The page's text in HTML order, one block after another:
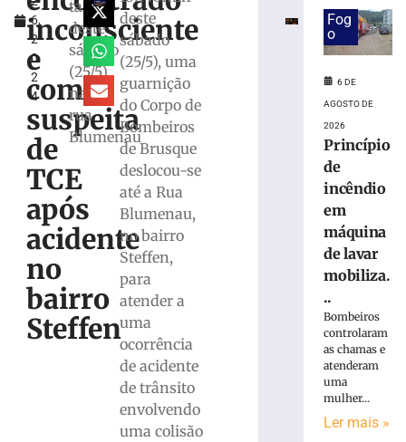
6,
2
0
2
4
inconsciente
e
com
suspeita
de
TCE
após
acidente
no
bairro
Steffen
tarde
deste
sábado
(25/5)
na
rua
Blumenau
deste
sábado
(25/5), uma
guarnição
do Corpo de
Bombeiros
de Brusque
deslocou-se
até a Rua
Blumenau,
no bairro
Steffen,
para
atender a
uma
ocorrência
de acidente
de trânsito
envolvendo
uma colisão
máquina
mobiliza
Bombeiros,
Brusque
Trabalhador
terceirizado
queda
Fog
o
6 DE
AGOSTO DE
2026
Princípio
de
incêndio
em
máquina
de lavar
mobiliza.
..
Bombeiros
controlaram
as chamas e
atenderam
uma
mulher...
Ler mais »